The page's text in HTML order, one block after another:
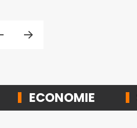
ECONOMIE